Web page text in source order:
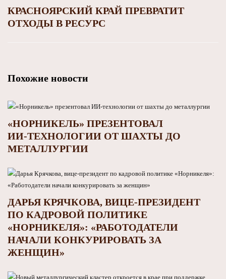
КРАСНОЯРСКИЙ КРАЙ ПРЕВРАТИТ
ОТХОДЫ В РЕСУРС
Похожие новости
«НОРНИКЕЛЬ» ПРЕЗЕНТОВАЛ
ИИ‑ТЕХНОЛОГИИ ОТ ШАХТЫ ДО
МЕТАЛЛУРГИИ
ДАРЬЯ КРЯЧКОВА, ВИЦЕ-ПРЕЗИДЕНТ
ПО КАДРОВОЙ ПОЛИТИКЕ
«НОРНИКЕЛЯ»: «РАБОТОДАТЕЛИ
НАЧАЛИ КОНКУРИРОВАТЬ ЗА
ЖЕНЩИН»